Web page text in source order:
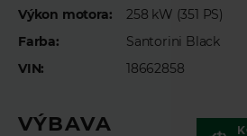
Preferovaný čas telefonického
Výkon motora:
258 kW (351 PS)
Farba:
Santorini Black
VIN:
18662858
VÝBAVA